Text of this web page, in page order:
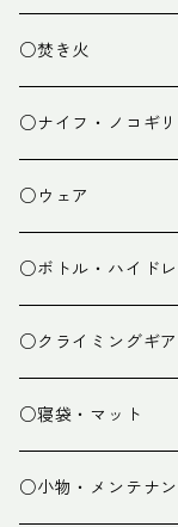
ランタン
テーブル
チェア
○焚き火
焚き火台
焚き火小物
○ナイフ・ノコギリ
○ウェア
ミドルレイヤー
ベースレイヤー
パンツ
グローブ
○ボトル・ハイド
○クライミングギア
○寝袋・マット
寝袋
○小物・メンテナ